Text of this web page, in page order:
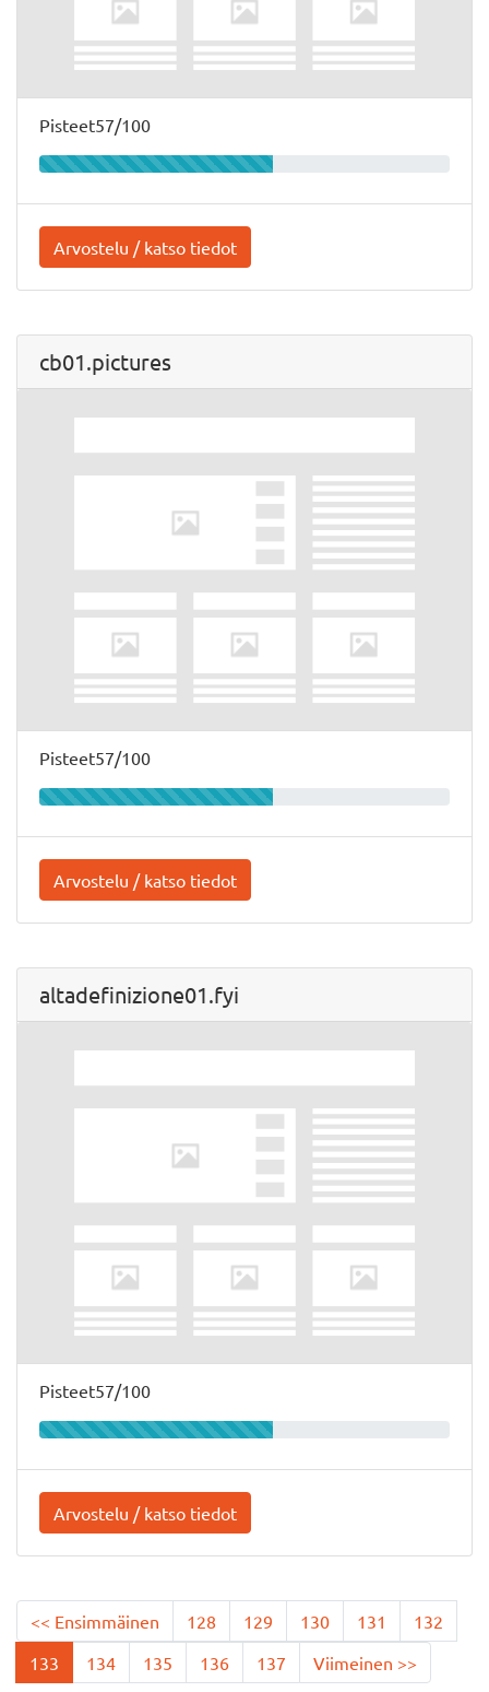
Pisteet57/100
Arvostelu / katso tiedot
cb01.pictures
Pisteet57/100
Arvostelu / katso tiedot
altadefinizione01.fyi
Pisteet57/100
Arvostelu / katso tiedot
<< Ensimmäinen 128 129 130 131
132
133
134 135 136 137 Viimeinen >>